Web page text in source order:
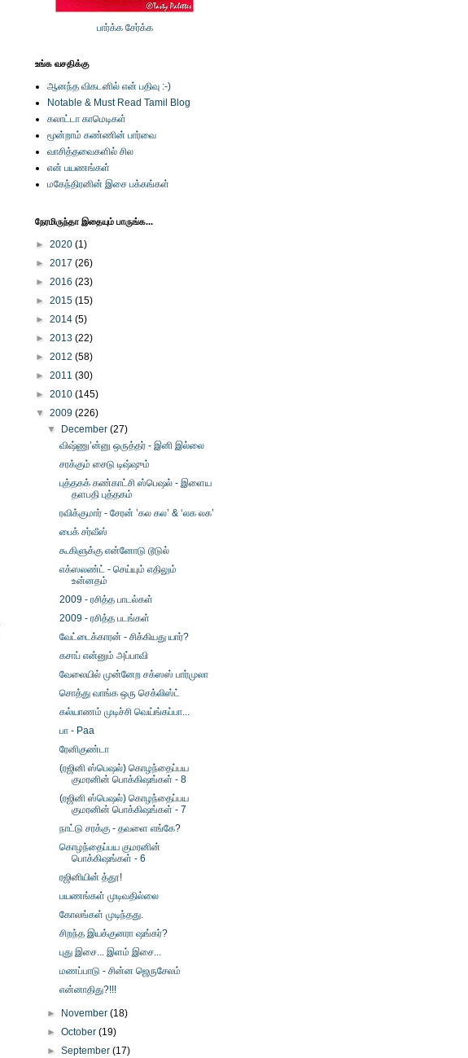
பார்க்க சேர்க்க
உங்க வசதிக்கு
ஆனந்த விகடனில் என் பதிவு :-)
Notable & Must Read Tamil Blog
கலாட்டா காமெடிகள்
மூன்றாம் கண்ணின் பார்வை
வாசித்தவைகளில் சில
என் பயணங்கள்
மகேந்திரனின் இசை பக்கங்கள்
நேரமிருந்தா இதையும் பாருங்க...
► 2020 (1)
► 2017 (26)
► 2016 (23)
► 2015 (15)
► 2014 (5)
► 2013 (22)
► 2012 (58)
► 2011 (30)
► 2010 (145)
▼ 2009 (226)
▼
December(27)
விஷ்ணு’ன்னு ஒருத்தர் - இனி இல்லை
சரக்கும் சைடு டிஷ்ஷும்
புத்தகக் கண்காட்சி ஸ்பெஷல் - இளைய
தளபதி புத்தகம்
ரவிக்குமார் - சேரன் ’கல கல’ & ‘லக லக’
பைக் சர்வீஸ்
கூகிளுக்கு என்னோடு டூடுல்
எக்ஸலண்ட் - செய்யும் எதிலும்
உன்னதம்
2009 - ரசித்த பாடல்கள்
2009 - ரசித்த படங்கள்
வேட்டைக்காரன் - சிக்கியது யார்?
கசாப் என்னும் அப்பாவி
வேலையில் முன்னேற சக்ஸஸ் பார்முலா
சொத்து வாங்க ஒரு செக்லிஸ்ட்
கல்யாணம் முடிச்சி வெய்ங்கப்பா...
பா - Paa
ரேனிகுண்டா
(ரஜினி ஸ்பெஷல்) கொழந்தைப்பய
குமரனின் பொக்கிஷங்கள் - 8
(ரஜினி ஸ்பெஷல்) கொழந்தைப்பய
குமரனின் பொக்கிஷங்கள் - 7
நாட்டு சரக்கு - தவளை எங்கே?
கொழந்தைப்பய குமரனின்
பொக்கிஷங்கள் - 6
ரஜினியின் த்தூ!
பயணங்கள் முடிவதில்லை
கோலங்கள் முடிந்தது.
சிறந்த இயக்குனரா ஷங்கர்?
புது இசை... இளம் இசை...
மணப்பாடு - சின்ன ஜெருசேலம்
என்னாதிது?!!!
► November(18)
►October(19)
►September(17)